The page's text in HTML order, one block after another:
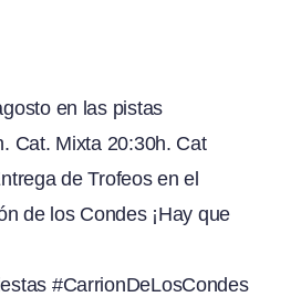
en las pistas
Cat. Mixta 20:30h. Cat
de Trofeos en el
de los Condes ¡Hay que
#CarrionDeLosCondes